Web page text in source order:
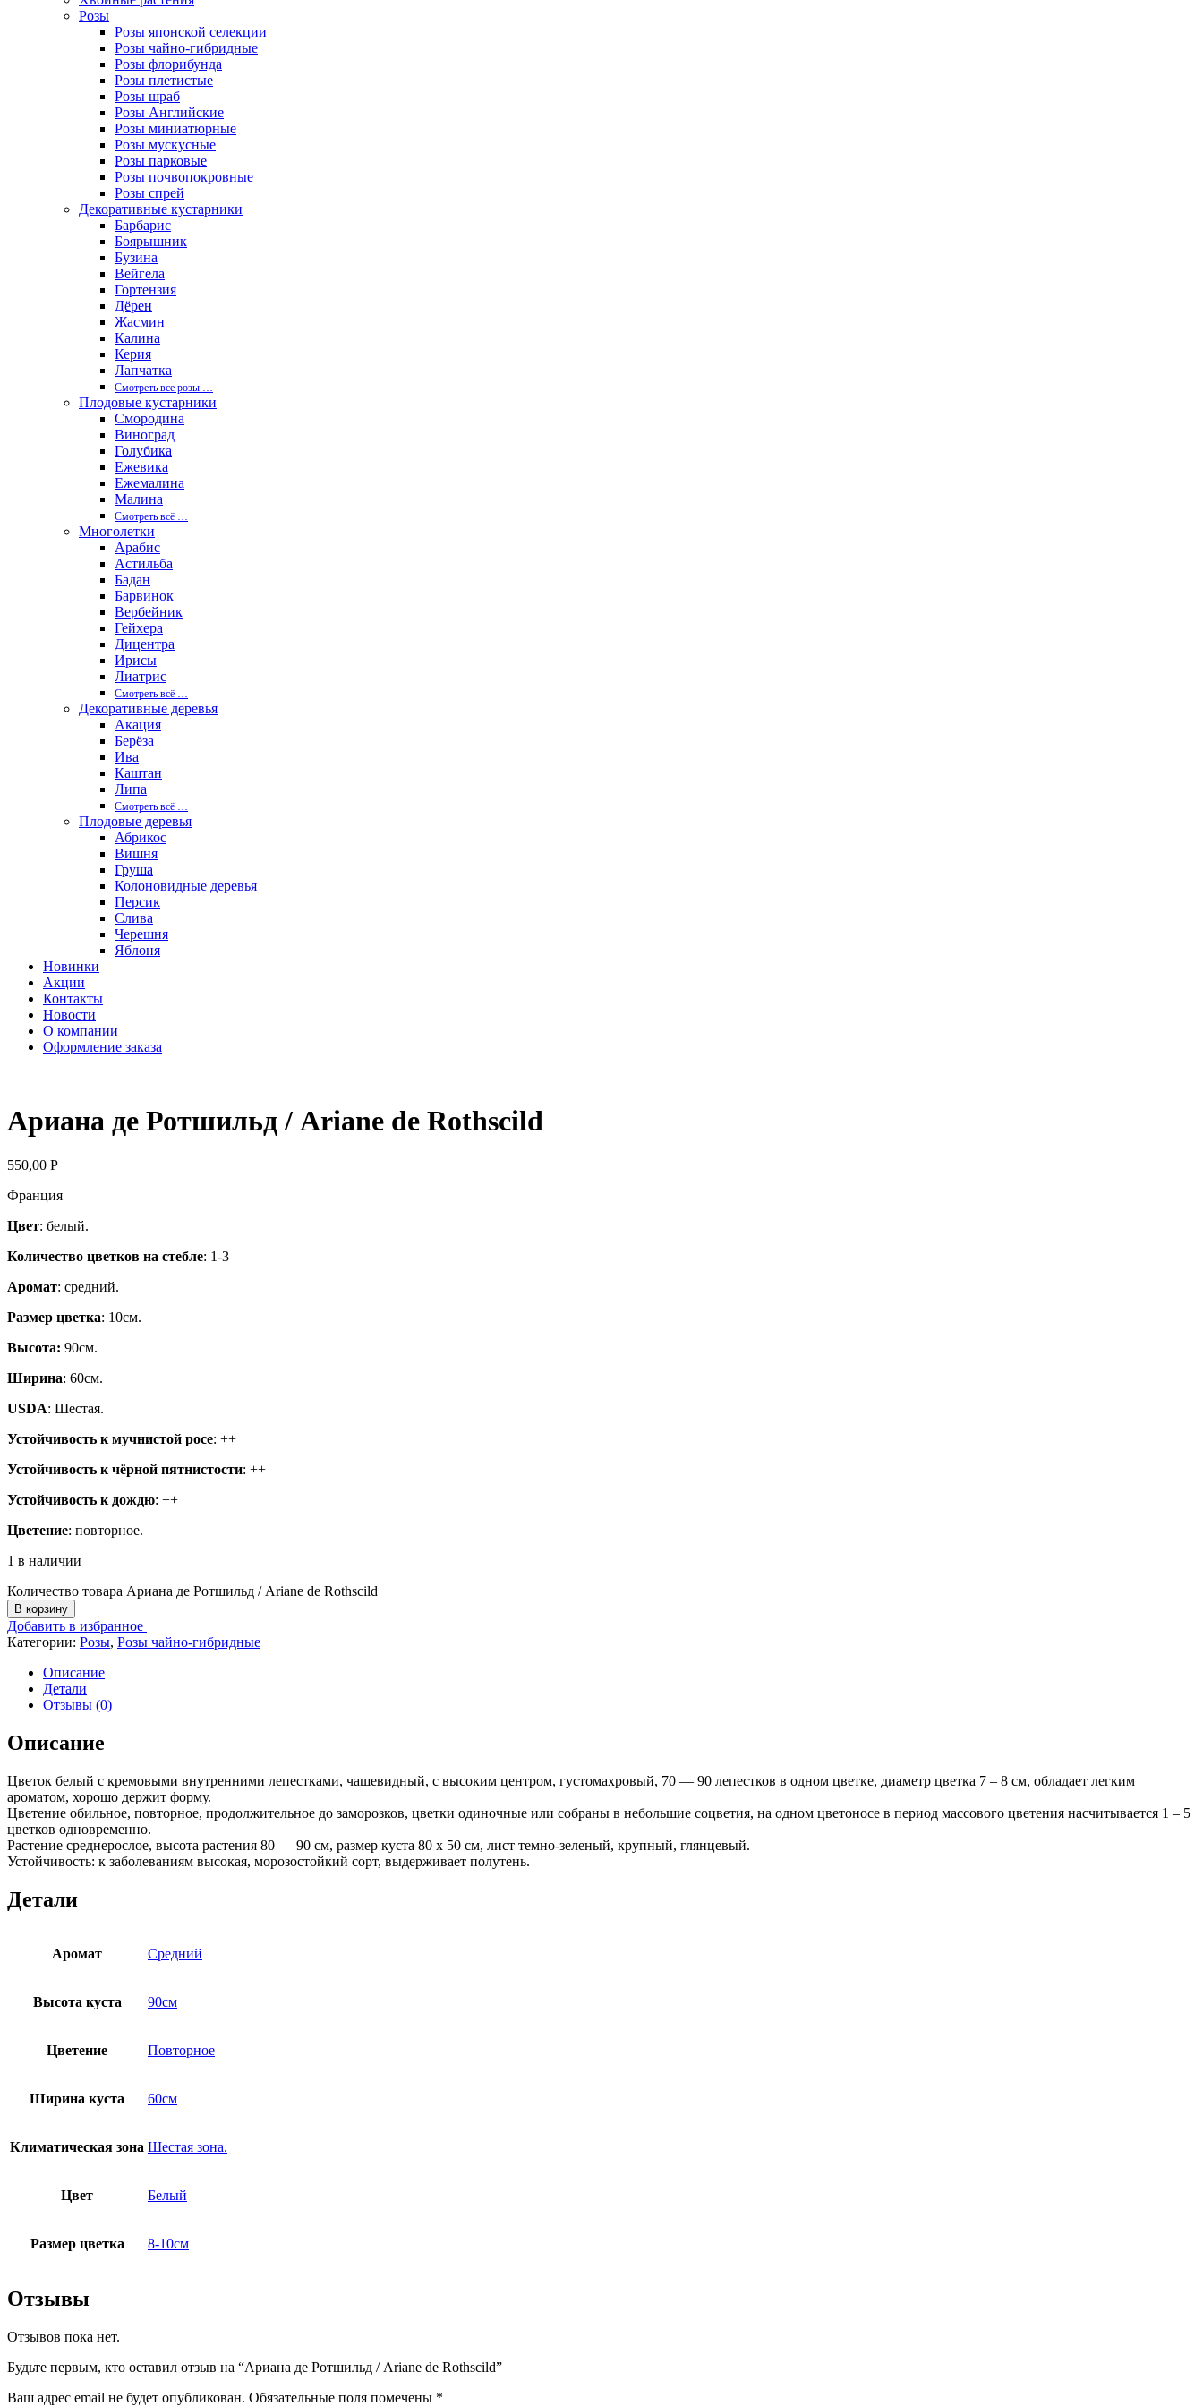
Розы
Розы японской селекции
Розы чайно-гибридные
Розы флорибунда
Розы плетистые
Розы шраб
Розы Английские
Розы миниатюрные
Розы мускусные
Розы парковые
Розы почвопокровные
Розы спрей
Декоративные кустарники
Барбарис
Боярышник
Бузина
Вейгела
Гортензия
Дёрен
Жасмин
Калина
Керия
Лапчатка
Смотреть все розы …
Плодовые кустарники
Смородина
Виноград
Голубика
Ежевика
Ежемалина
Малина
Смотреть вcё …
Многолетки
Арабис
Астильба
Бадан
Барвинок
Вербейник
Гейхера
Дицентра
Ирисы
Лиатрис
Смотреть вcё …
Декоративные деревья
Акация
Берёза
Ива
Каштан
Липа
Смотреть вcё …
Плодовые деревья
Абрикос
Вишня
Груша
Колоновидные деревья
Персик
Слива
Черешня
Яблоня
Новинки
Акции
Контакты
Новости
О компании
Оформление заказа
Ариана де Ротшильд / Ariane de Rothscild
550,00 Р
Франция
Цвет: белый.
Количество цветков на стебле: 1-3
Аромат: средний.
Размер цветка: 10см.
Высота: 90см.
Ширина: 60см.
USDA: Шестая.
Устойчивость к мучнистой росе: ++
Устойчивость к чёрной пятнистости: ++
Устойчивость к дождю: ++
Цветение: повторное.
1 в наличии
Количество товара Ариана де Ротшильд / Ariane de Rothscild
В корзину
Добавить в избранное
Категории: Розы, Розы чайно-гибридные
Описание
Детали
Отзывы (0)
Описание
Цветок белый с кремовыми внутренними лепестками, чашевидный, с высоким центром, густомахровый, 70 — 90 лепестков в одном цветке, диаметр цветка 7 – 8 см, обладает легким
ароматом, хорошо держит форму.
Цветение обильное, повторное, продолжительное до заморозков, цветки одиночные или собраны в небольшие соцветия, на одном цветоносе в период массового цветения насчитывается 1 – 5
цветков одновременно.
Растение среднерослое, высота растения 80 — 90 см, размер куста 80 х 50 см, лист темно-зеленый, крупный, глянцевый.
Устойчивость: к заболеваниям высокая, морозостойкий сорт, выдерживает полутень.
Детали
Аромат Средний
Высота куста 90см
Цветение Повторное
Ширина куста 60см
Климатическая зона Шестая зона.
Цвет Белый
Размер цветка 8-10см
Отзывы
Отзывов пока нет.
Будьте первым, кто оставил отзыв на “Ариана де Ротшильд / Ariane de Rothscild”
Ваш адрес email не будет опубликован. Обязательные поля помечены *